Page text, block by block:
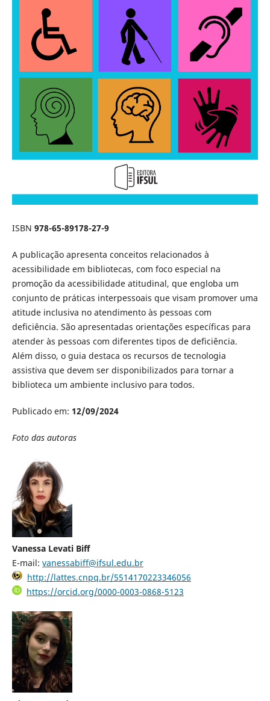
ISBN 978-65-89178-27-9
A publicação apresenta conceitos relacionados à
acessibilidade em bibliotecas, com foco especial na
promoção da acessibilidade atitudinal, que engloba um
conjunto de práticas interpessoais que visam promover uma
atitude inclusiva no atendimento às pessoas com
deficiência. São apresentadas orientações específicas para
atender às pessoas com diferentes tipos de deficiência.
Além disso, o guia destaca os recursos de tecnologia
assistiva que devem ser disponibilizados para tornar a
biblioteca um ambiente inclusivo para todos.
Publicado em: 12/09/2024
Foto das autoras
Vanessa Levati Biff
E-mail: vanessabiff@ifsul.edu.br
http://lattes.cnpq.br/5514170223346056
https://orcid.org/0000-0003-0868-5123